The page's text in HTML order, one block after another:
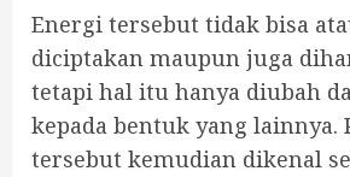
Energi tersebut tidak bisa
diciptakan maupun juga
tetapi hal itu hanya diubah
kepada bentuk yang lainnya.
tersebut kemudian dikenal